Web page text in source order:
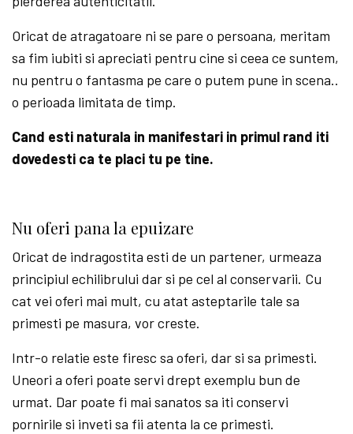
Oricat de atragatoare ni se pare o persoana, meritam
sa fim iubiti si apreciati pentru cine si ceea ce suntem,
nu pentru o fantasma pe care o putem pune in scena..
o perioada limitata de timp.
Cand esti naturala in manifestari in primul rand iti
dovedesti ca te placi tu pe tine.
Nu oferi pana la epuizare
Oricat de indragostita esti de un partener, urmeaza
principiul echilibrului dar si pe cel al conservarii. Cu
cat vei oferi mai mult, cu atat asteptarile tale sa
primesti pe masura, vor creste.
Intr-o relatie este firesc sa oferi, dar si sa primesti.
Uneori a oferi poate servi drept exemplu bun de
urmat. Dar poate fi mai sanatos sa iti conservi
pornirile si inveti sa fii atenta la ce primesti.